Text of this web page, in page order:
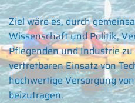
Ziel wäre es, durch
Wissenschaft und Politik,
Pflegenden und Industrie
vertretbaren Einsatz von
hochwertige Versorgung
beizutragen.